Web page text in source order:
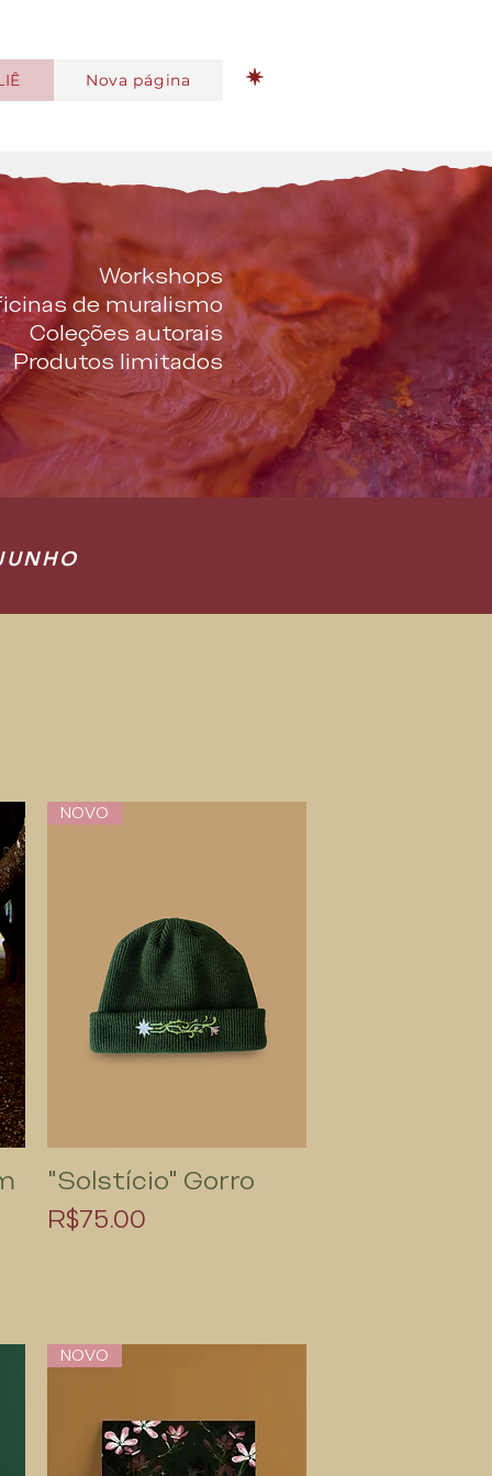
Nova página
Workshops
de muralismo
Coleções autorais
Produtos limitados
Quick View
NOVO
"Solstício" Gorro
Price
R$75.00
NOVO